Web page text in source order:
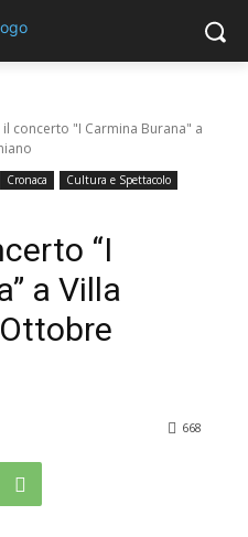
concerto "I Carmina Burana" a
Cronaca
Cultura e Spettacolo
“I
a Villa
668